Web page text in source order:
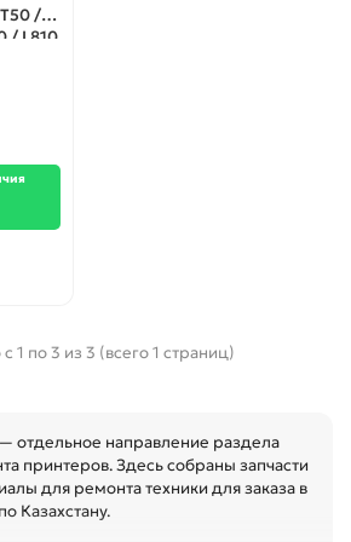
/
/ L810
1 по 3 из 3 (всего 1 страниц)
— отдельное направление раздела
принтеров. Здесь собраны запчасти
для ремонта техники для заказа в
Казахстану.